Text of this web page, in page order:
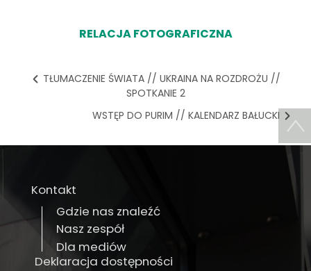
RELACJA FOTOGRAFICZNA
TŁUMACZENIE ŚWIATA // UKRAINA NA ROZDROŻU //
SPOTKANIE 2
WSTĘP DO PURIM // KALENDARZ BAŁUCKI
Kontakt
Gdzie nas znaleźć
Nasz zespół
Dla mediów
Deklaracja dostępności